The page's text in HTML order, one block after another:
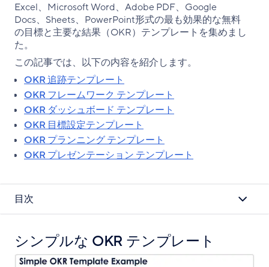
シ
ェ
ア
X
ェ
ア
を
コ
Excel、Microsoft Word、Adobe PDF、Google
Docs、Sheets、PowerPoint形式の最も効果的な無料
の目標と主要な結果（OKR）テンプレートを集めまし
た。
この記事では、以下の内容を紹介します。
OKR 追跡テンプレート
OKR フレームワーク テンプレート
OKR ダッシュボード テンプレート
OKR 目標設定テンプレート
OKR プランニング テンプレート
OKR プレゼンテーション テンプレート
目次
シンプルな OKR テンプレート